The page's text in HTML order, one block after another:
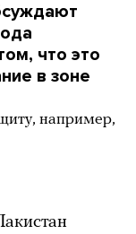
что это
в зоне
например,